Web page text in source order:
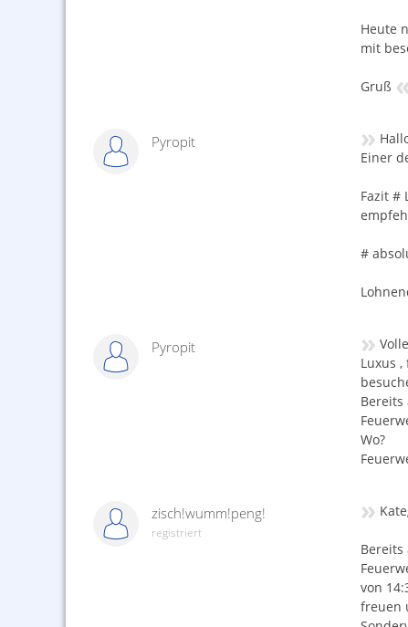
Heute
mit
Gruß
Pyropit »
Einer
Fazit #
#
Pyropit »
Luxus
Bereits
Wo?
zisch!wumm!peng!
registriert
»
Bereits
von
freuen